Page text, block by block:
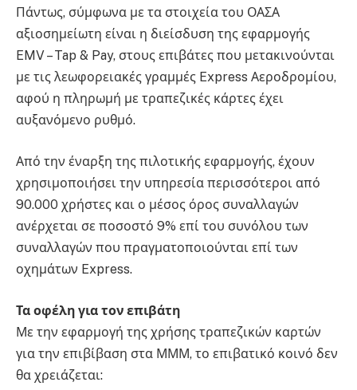
Πάντως, σύμφωνα με τα στοιχεία του ΟΑΣΑ
αξιοσημείωτη είναι η διείσδυση της εφαρμογής
EMV – Tap & Pay, στους επιβάτες που μετακινούνται
με τις λεωφορειακές γραμμές Express Αεροδρομίου,
αφού η πληρωμή με τραπεζικές κάρτες έχει
αυξανόμενο ρυθμό.
Από την έναρξη της πιλοτικής εφαρμογής, έχουν
χρησιμοποιήσει την υπηρεσία περισσότεροι από
90.000 χρήστες και ο μέσος όρος συναλλαγών
ανέρχεται σε ποσοστό 9% επί του συνόλου των
συναλλαγών που πραγματοποιούνται επί των
οχημάτων Express.
Τα οφέλη για τον επιβάτη
Με την εφαρμογή της χρήσης τραπεζικών καρτών
για την επιβίβαση στα ΜΜΜ, το επιβατικό κοινό δεν
θα χρειάζεται: